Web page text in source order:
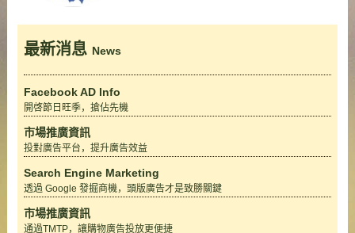
最新消息 News
Facebook AD Info
開啓節日旺季，搶佔先機
市場推廣資訊
投對廣告平台，提升廣告效益
Search Engine Marketing
透過 Google 發掘商機，頭版廣告才是致勝關鍵
市場推廣資訊
通過TMTP，讓購物廣告投放更便捷